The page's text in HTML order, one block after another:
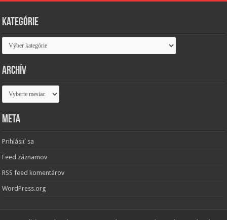
Kategórie
Kategórie
Archív
Archív
Meta
Prihlásiť sa
Feed záznamov
RSS feed komentárov
WordPress.org